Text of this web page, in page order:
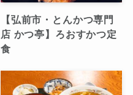
【弘前市・とんかつ専門
店 かつ亭】ろおすかつ定
食